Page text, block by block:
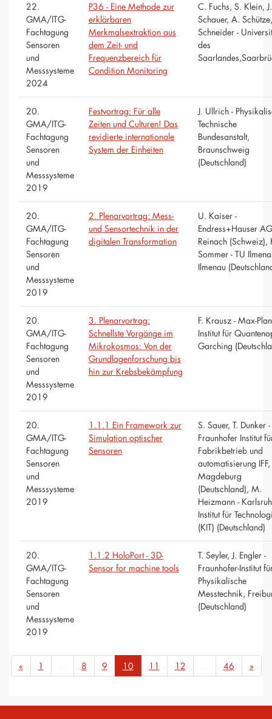
22.
GMA/ITG-
Fachtagung
Sensoren
und
Messsysteme
2024
P36 - Eine Methode zur
erklärbaren
Merkmalsextraktion aus
dem Zeit- und
Frequenzbereich für
Condition Monitoring
C. Fuchs, S. Klein, J.
Schauer, A.
Schneider -
des
20.
GMA/ITG-
Fachtagung
Sensoren
und
Messsysteme
2019
Festvortrag: Für alle
Zeiten und Culturen! Das
revidierte internationale
System der Einheiten
J. Ullrich -
Technische
Bundesanstalt,
Braunschweig
(Deutschland)
20.
GMA/ITG-
Fachtagung
Sensoren
und
Messsysteme
2019
2. Plenarvortrag: Mess-
und Sensortechnik in der
digitalen Transformation
U. Kaiser -
Endress+Hauser
Reinach (Schweiz),
Sommer - TU
Ilmenau
20.
GMA/ITG-
Fachtagung
Sensoren
und
Messsysteme
2019
3. Plenarvortrag:
Schnellste Vorgänge im
Mikrokosmos: Von der
Grundlagenforschung bis
hin zur Krebsbekämpfung
F. Krausz - Max-
Institut für
Garching
20.
GMA/ITG-
Fachtagung
Sensoren
und
Messsysteme
2019
1.1.1 Ein Framework zur
Simulation optischer
Sensoren
S. Sauer, T. Dunker -
Fraunhofer Institut
Fabrikbetrieb und
automatisierung IFF,
Magdeburg
(Deutschland), M.
Heizmann -
Institut für
(KIT) (Deutschland)
20.
GMA/ITG-
Fachtagung
Sensoren
und
Messsysteme
2019
1.1.2 HoloPort - 3D-
Sensor for machine tools
T. Seyler, J. Engler -
Fraunhofer-Institut
Physikalische
Messtechnik,
(Deutschland)
« 1 ... 8 9 10 11 12 ... 46 »